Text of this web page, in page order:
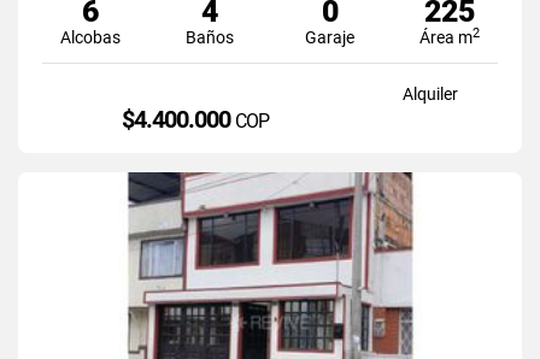
6
Alcobas
4
Baños
0
Garaje
225
Área m2
Alquiler
$4.400.000 COP